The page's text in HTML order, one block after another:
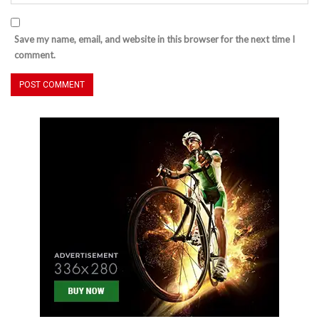
Save my name, email, and website in this browser for the next time I
comment.